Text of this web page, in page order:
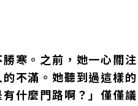
寒。之前，她一心關
不滿。她聽到過這樣
什麼門路啊？」僅僅